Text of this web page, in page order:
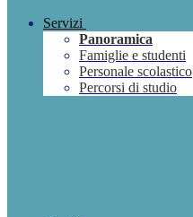
Servizi
Panoramica
Famiglie e studenti
Personale scolastico
Percorsi di studio